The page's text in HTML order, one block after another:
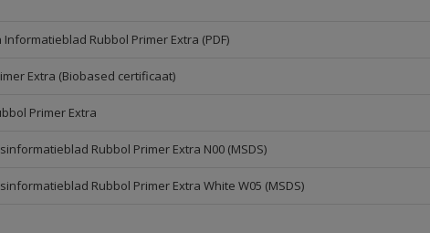
Informatieblad Rubbol Primer Extra (PDF)
Extra (Biobased certificaat)
Primer Extra
Rubbol Primer Extra N00 (MSDS)
Rubbol Primer Extra White W05 (MSDS)